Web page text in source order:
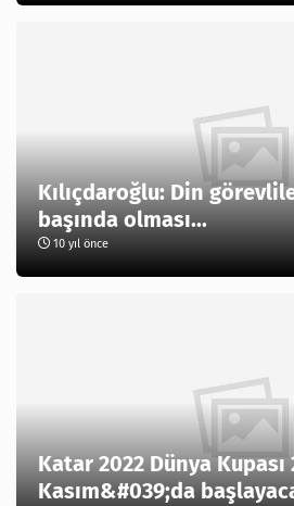
Kılıçdaroğlu: Din
başında olması...
10 yıl önce
Katar 2022 Dünya Kupası
Kasım&#039;da